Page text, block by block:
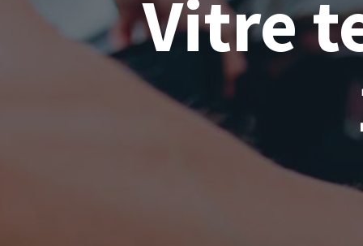
Vitre